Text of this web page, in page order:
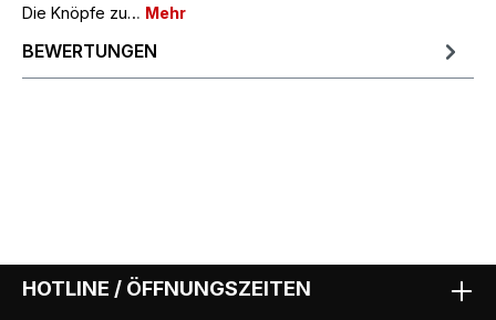
Die Knöpfe zu… Mehr
BEWERTUNGEN
HOTLINE / ÖFFNUNGSZEITEN